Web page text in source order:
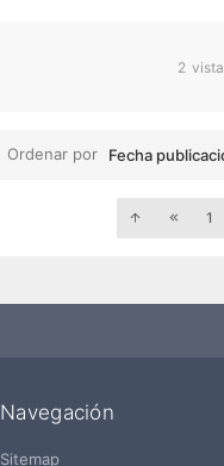
2
Ordenar por Fecha
1
Navegación
Sitemap